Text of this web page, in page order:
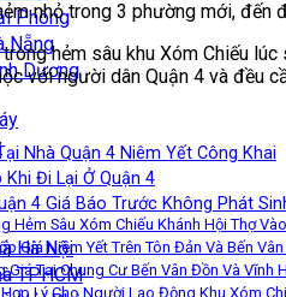
Phòng
Nẵng
Dương
Hà Nội
TPHCM
nhỏ trong 3 phường mới,
hẻm sâu khu Xóm Chiếu
với người dân Quận 4 và đều
Nhà Quận 4 Niêm Yết Công Khai
Khi Đi Lại Ở Quận 4
4 Giá Báo Trước Không Phát
Hẻm Sâu Xóm Chiếu Khánh Hội Thợ
Giá Niêm Yết Trên Tôn Đản Và Bến
Giá Tại Chung Cư Bến Vân Đồn Và Vĩnh
Hợp Lý Cho Người Lao Động Khu Xóm